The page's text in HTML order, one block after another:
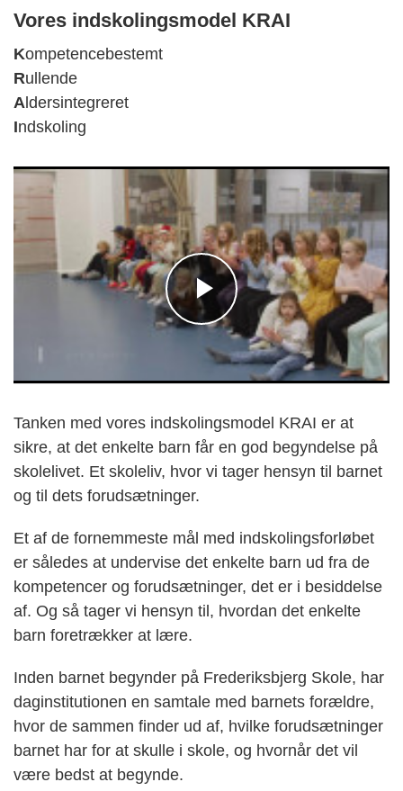
Vores indskolingsmodel KRAI
Kompetencebestemt
Rullende
Aldersintegreret
Indskoling
Tanken med vores indskolingsmodel KRAI er at
sikre, at det enkelte barn får en god begyndelse på
skolelivet. Et skoleliv, hvor vi tager hensyn til barnet
og til dets forudsætninger.
Et af de fornemmeste mål med indskolingsforløbet
er således at undervise det enkelte barn ud fra de
kompetencer og forudsætninger, det er i besiddelse
af. Og så tager vi hensyn til, hvordan det enkelte
barn foretrækker at lære.
Inden barnet begynder på Frederiksbjerg Skole, har
daginstitutionen en samtale med barnets forældre,
hvor de sammen finder ud af, hvilke forudsætninger
barnet har for at skulle i skole, og hvornår det vil
være bedst at begynde.